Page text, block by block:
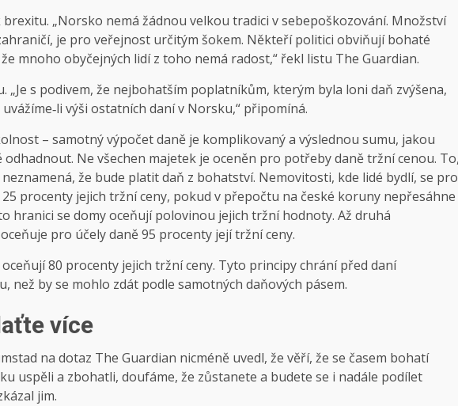
„Norsko nemá žádnou velkou tradici v sebepoškozování. Množství
je pro veřejnost určitým šokem. Někteří politici obviňují bohaté
mnoho obyčejných lidí z toho nemá radost,“ řekl listu The Guardian.
„Je s podivem, že nejbohatším poplatníkům, kterým byla loni daň zvýšena,
výši ostatních daní v Norsku,“ připomíná.
– samotný výpočet daně je komplikovaný a výslednou sumu, jakou
Ne všechen majetek je oceněn pro potřeby daně tržní cenou.
že bude platit daň z bohatství. Nemovitosti, kde lidé bydlí, se pro
procenty jejich tržní ceny, pokud v přepočtu na české koruny nepřesáhne
hranici se domy oceňují polovinou jejich tržní hodnoty. Až druhá
pro účely daně 95 procenty její tržní ceny.
80 procenty jejich tržní ceny. Tyto principy chrání před daní
než by se mohlo zdát podle samotných daňových pásem.
více
na dotaz The Guardian nicméně uvedl, že věří, že se časem bohatí
uspěli a zbohatli, doufáme, že zůstanete a budete se i nadále podílet
jim.